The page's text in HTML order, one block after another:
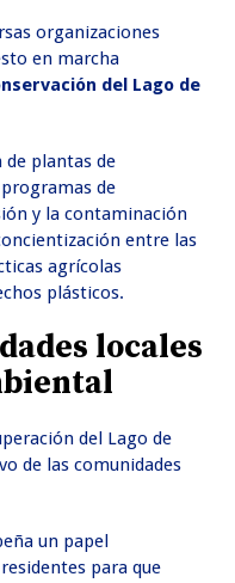
organizaciones
en marcha
del Lago de
de plantas de
de
y la contaminación
entre las
agrícolas
plásticos.
locales
del Lago de
de las comunidades
un papel
para que